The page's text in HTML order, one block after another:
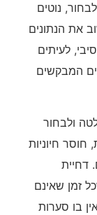
נוטים
את הנתונים
לעיתים
המבקשים
ולבחור
חיוניות
דחיית
זמן שאינם
בו סערות